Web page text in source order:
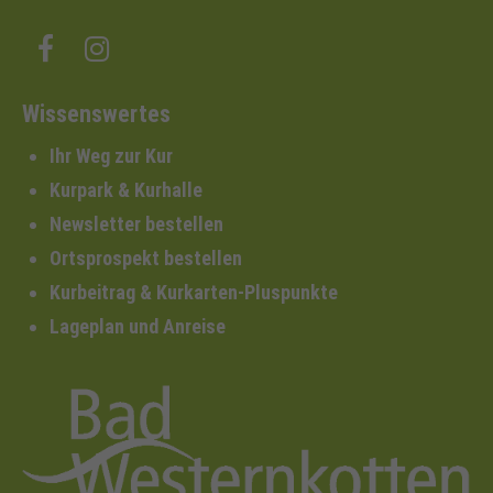
Wissenswertes
Ihr Weg zur Kur
Kurpark & Kurhalle
Newsletter bestellen
Ortsprospekt bestellen
Kurbeitrag & Kurkarten-Pluspunkte
Lageplan und Anreise